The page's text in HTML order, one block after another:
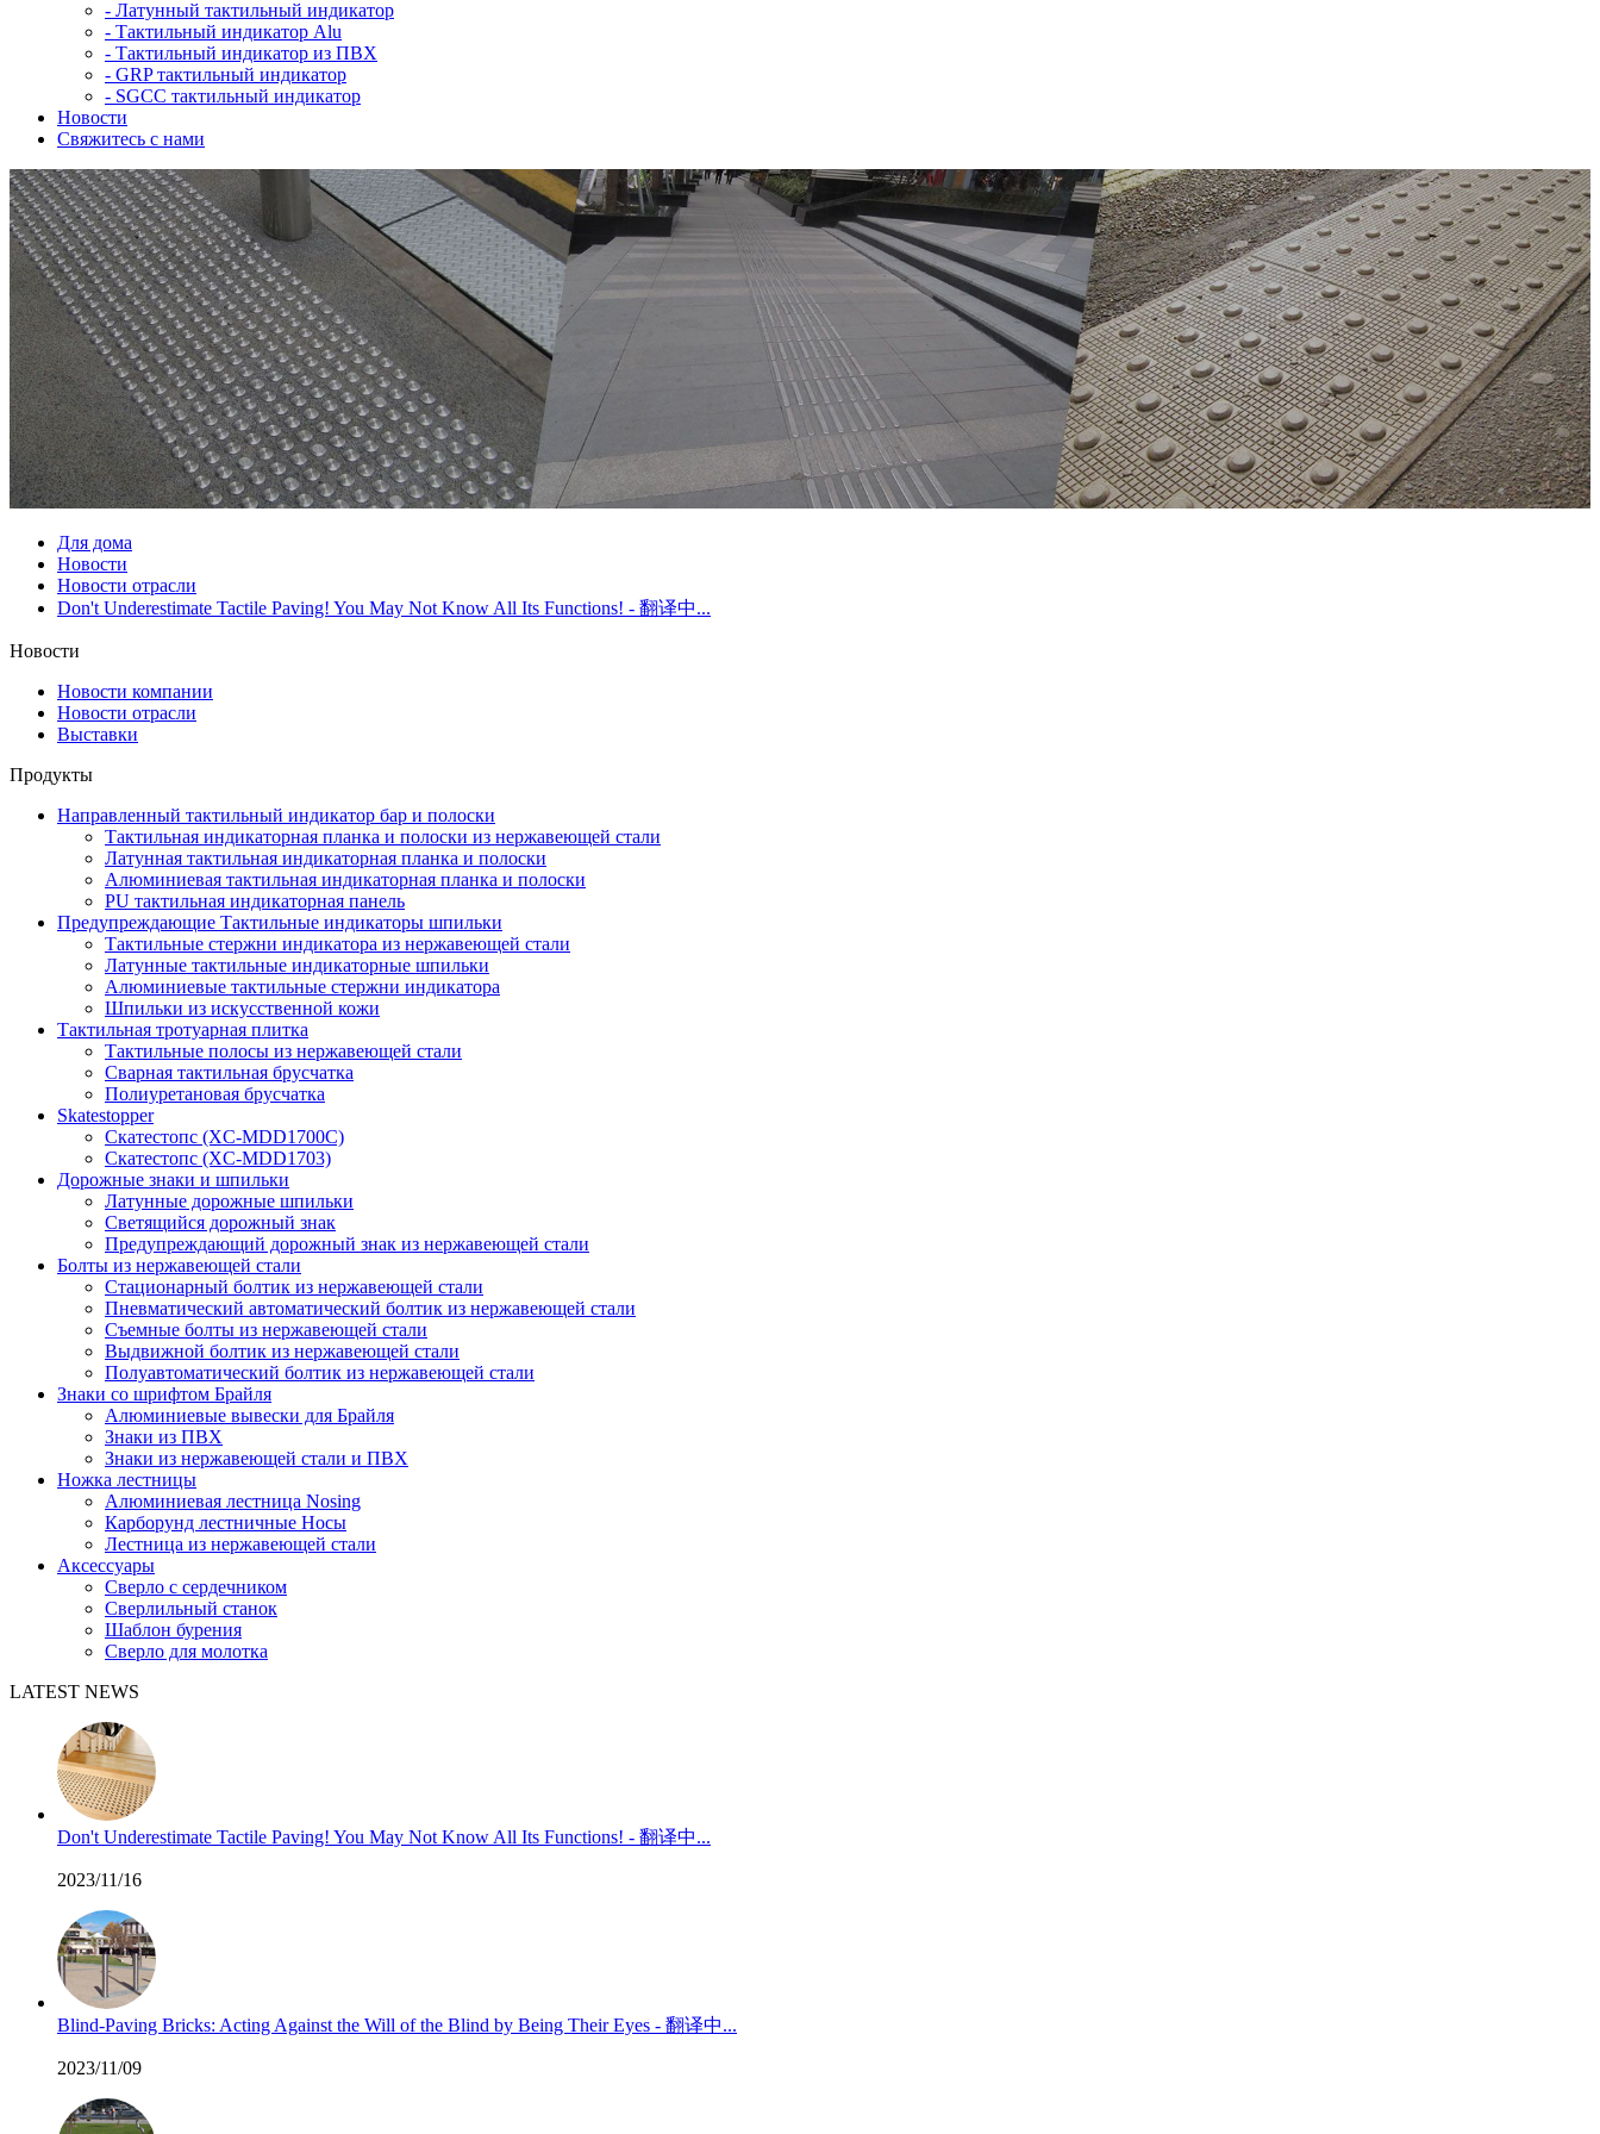
- Латунный тактильный индикатор
- Тактильный индикатор Alu
- Тактильный индикатор из ПВХ
- GRP тактильный индикатор
- SGCC тактильный индикатор
Новости
Свяжитесь с нами
Для дома
Новости
Новости отрасли
Don't Underestimate Tactile Paving! You May Not Know All Its Functions! - 翻译中...
Новости
Новости компании
Новости отрасли
Выставки
Продукты
Направленный тактильный индикатор бар и полоски
Тактильная индикаторная планка и полоски из нержавеющей стали
Латунная тактильная индикаторная планка и полоски
Алюминиевая тактильная индикаторная планка и полоски
PU тактильная индикаторная панель
Предупреждающие Тактильные индикаторы шпильки
Тактильные стержни индикатора из нержавеющей стали
Латунные тактильные индикаторные шпильки
Алюминиевые тактильные стержни индикатора
Шпильки из искусственной кожи
Тактильная тротуарная плитка
Тактильные полосы из нержавеющей стали
Сварная тактильная брусчатка
Полиуретановая брусчатка
Skatestopper
Скатестопс (XC-MDD1700C)
Скатестопс (XC-MDD1703)
Дорожные знаки и шпильки
Латунные дорожные шпильки
Светящийся дорожный знак
Предупреждающий дорожный знак из нержавеющей стали
Болты из нержавеющей стали
Стационарный болтик из нержавеющей стали
Пневматический автоматический болтик из нержавеющей стали
Съемные болты из нержавеющей стали
Выдвижной болтик из нержавеющей стали
Полуавтоматический болтик из нержавеющей стали
Знаки со шрифтом Брайля
Алюминиевые вывески для Брайля
Знаки из ПВХ
Знаки из нержавеющей стали и ПВХ
Ножка лестницы
Алюминиевая лестница Nosing
Карборунд лестничные Носы
Лестница из нержавеющей стали
Аксессуары
Сверло с сердечником
Сверлильный станок
Шаблон бурения
Сверло для молотка
LATEST NEWS
Don't Underestimate Tactile Paving! You May Not Know All Its Functions! - 翻译中...
2023/11/16
Blind-Paving Bricks: Acting Against the Will of the Blind by Being Their Eyes - 翻译中...
2023/11/09